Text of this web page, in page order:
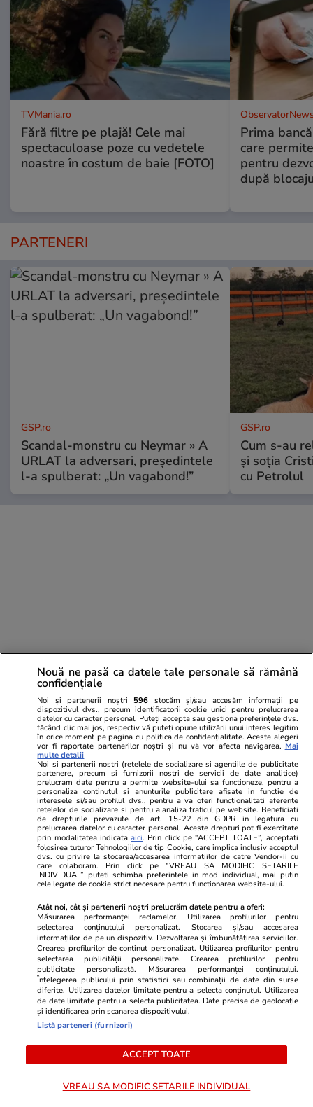
TVMania.ro
Fără filtre pe plajă! Cele mai
spectaculoase poze cu vedetele
noastre în costum de baie [FOTO]
Prima
care
pentru
după
PARTENERI
GSP.ro
Scandal-monstru cu Neymar » A
URLAT la adversari, președintele
l-a spulberat: „Un vagabond!”
GSP.ro
Cum s-au
și soția
cu Petrolul
PARTENERI
Mediafax.ro
Schema „văduvelor negre” din
Rusia. Femei acuzate că profită de
moartea soldaților
StirileKanalD.ro
Femeie
făcea plajă:
PROMO
Nouă ne pasă ca datele tale personale să rămână
confidențiale
Noi și partenerii noștri 596 stocăm și/sau accesăm informații pe
dispozitivul dvs., precum identificatorii cookie unici pentru prelucrarea
datelor cu caracter personal. Puteți accepta sau gestiona preferințele dvs.
făcând clic mai jos, respectiv vă puteți opune utilizării unui interes legitim
în orice moment pe pagina cu politica de confidențialitate. Aceste alegeri
vor fi raportate partenerilor noștri și nu vă vor afecta navigarea. Mai
multe detalii
Noi si partenerii nostri (retelele de socializare si agentiile de publicitate
partenere, precum si furnizorii nostri de servicii de date analitice)
prelucram date pentru a permite website-ului sa functioneze, pentru a
personaliza continutul si anunturile publicitare afisate in functie de
interesele si/sau profilul dvs., pentru a va oferi functionalitati aferente
retelelor de socializare si pentru a analiza traficul pe website. Beneficiati
de drepturile prevazute de art. 15-22 din GDPR in legatura cu
prelucrarea datelor cu caracter personal. Aceste drepturi pot fi exercitate
prin modalitatea indicataaici. Prin click pe “ACCEPT TOATE”, acceptati
folosirea tuturor Tehnologiilor de tip Cookie, care implica inclusiv acceptul
dvs. cu privire la stocarea/accesarea informatiilor de catre Vendor-ii cu
care colaboram. Prin click pe “VREAU SA MODIFIC SETARILE
INDIVIDUAL” puteti schimba preferintele in mod individual, mai putin
cele legate de cookie strict necesare pentru functionarea website-ului.
Atât noi, cât și partenerii noștri prelucrăm datele pentru a oferi:
Măsurarea performanței reclamelor. Utilizarea profilurilor pentru
selectarea conținutului personalizat. Stocarea și/sau accesarea
informațiilor de pe un dispozitiv. Dezvoltarea și îmbunătățirea serviciilor.
Crearea profilurilor de conținut personalizat. Utilizarea profilurilor pentru
selectarea publicității personalizate. Crearea profilurilor pentru
publicitate personalizată. Măsurarea performanței conținutului.
Înțelegerea publicului prin statistici sau combinații de date din surse
diferite. Utilizarea datelor limitate pentru a selecta conținutul. Utilizarea
de date limitate pentru a selecta publicitatea. Date precise de geolocație
și identificarea prin scanarea dispozitivului.
Listă parteneri (furnizori)
ACCEPT TOATE
VREAU SA MODIFIC SETARILE INDIVIDUAL